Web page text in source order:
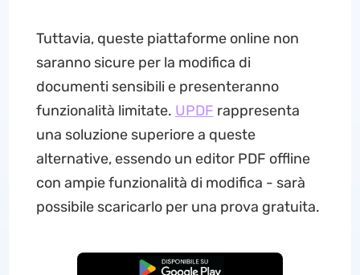
Tuttavia, queste piattaforme online non
saranno sicure per la modifica di
documenti sensibili e presenteranno
funzionalità limitate. UPDF rappresenta
una soluzione superiore a queste
alternative, essendo un editor PDF offline
con ampie funzionalità di modifica - sarà
possibile scaricarlo per una prova gratuita.
Download Gratis